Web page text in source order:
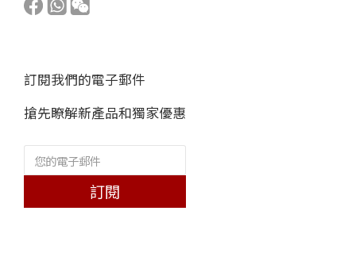
訂閱我們的電子郵件
搶先瞭解新產品和獨家優惠
訂閱